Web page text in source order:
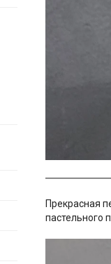
Прекрасная
пастельного